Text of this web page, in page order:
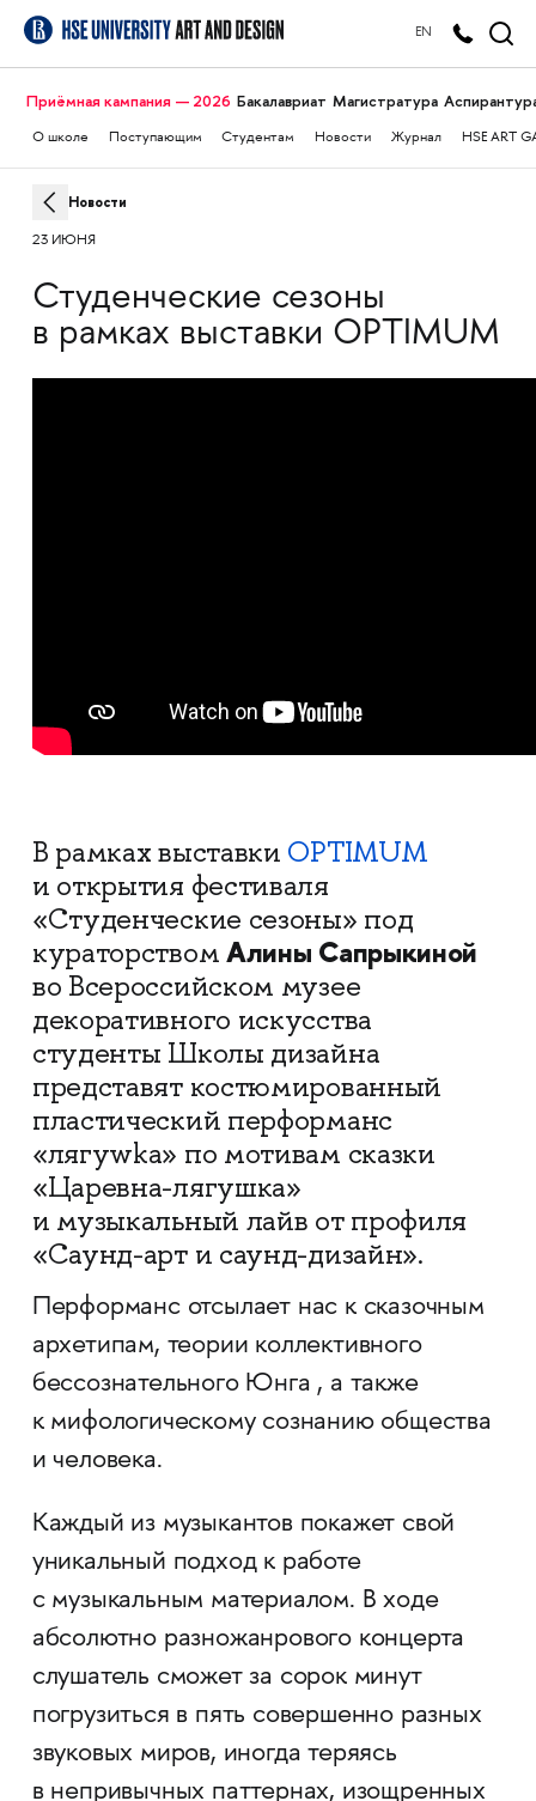
EN
Приёмная кампания — 2026 Бакалавриат Магистратура
О школе Поступающим Студентам Новости Журнал HSE ART
Новости
23 ИЮНЯ
Студенческие сезоны
в рамках выставки OPTIMUM
В рамках выставки OPTIMUM
и открытия фестиваля
«Студенческие сезоны» под
кураторством Алины Сапрыкиной
во Всероссийском музее
декоративного искусства
студенты Школы дизайна
представят костюмированный
пластический перформанс
«лягуwka» по мотивам сказки
«Царевна-лягушка»
и музыкальный лайв от профиля
«Саунд-арт и саунд-дизайн».
Перформанс отсылает нас к сказочным
архетипам, теории коллективного
бессознательного Юнга , а также
к мифологическому сознанию общества
и человека.
Каждый из музыкантов покажет свой
уникальный подход к работе
с музыкальным материалом. В ходе
абсолютно разножанрового концерта
слушатель сможет за сорок минут
погрузиться в пять совершенно разных
звуковых миров, иногда теряясь
в непривычных паттернах, изощренных